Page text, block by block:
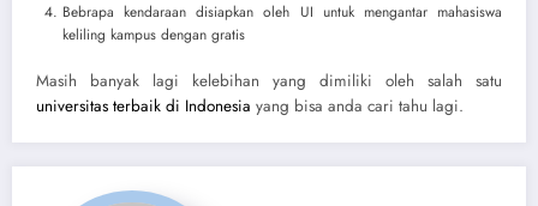
Bebrapa kendaraan disiapkan oleh UI untuk mengantar mahasiswa
keliling kampus dengan gratis
Masih banyak lagi kelebihan yang dimiliki oleh salah satu
universitas terbaik di Indonesia yang bisa anda cari tahu lagi.